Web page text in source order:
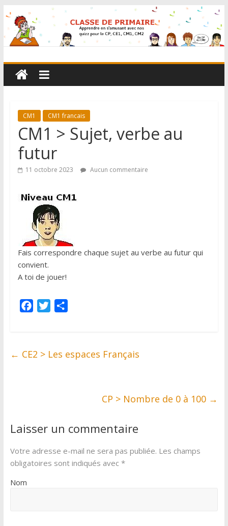
CM1 CM1 francais
CM1 > Sujet, verbe au
futur
11 octobre 2023 Aucun commentaire
Fais correspondre chaque sujet au verbe au futur qui
convient.
A toi de jouer!
b
t
a
← CE2 > Les espaces Français
CP > Nombre de 0 à 100 →
Laisser un commentaire
Votre adresse e-mail ne sera pas publiée. Les champs
obligatoires sont indiqués avec *
Nom